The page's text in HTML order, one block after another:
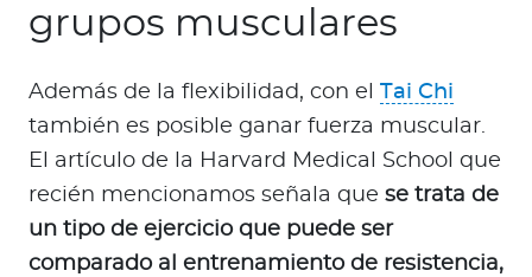
grupos musculares
Además de la flexibilidad, con el
Tai Chi
también es posible ganar fuerza muscular.
El artículo de la Harvard Medical School que
recién mencionamos señala que se trata de
un tipo de ejercicio que puede ser
comparado al entrenamiento de resistencia,